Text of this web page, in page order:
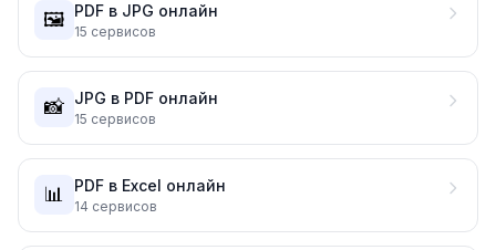
🖼️ PDF в JPG онлайн
15 сервисов
📸 JPG в PDF онлайн
15 сервисов
📊 PDF в Excel онлайн
14 сервисов